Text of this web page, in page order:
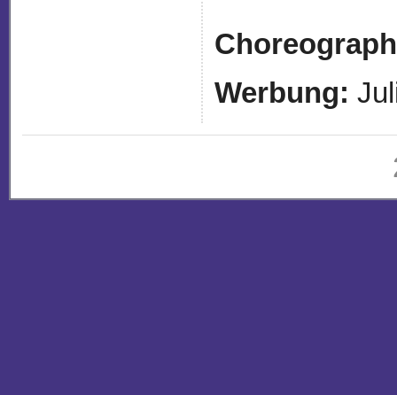
Werbung: